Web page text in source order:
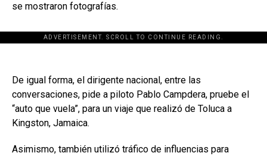
se mostraron fotografías.
ADVERTISEMENT. SCROLL TO CONTINUE READING.
De igual forma, el dirigente nacional, entre las
conversaciones, pide a piloto Pablo Campdera, pruebe el
“auto que vuela”, para un viaje que realizó de Toluca a
Kingston, Jamaica.
Asimismo, también utilizó tráfico de influencias para